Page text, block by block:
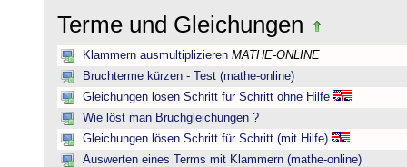
Terme und Gleichungen
Klammern ausmultiplizieren MATHE-ONLINE
Bruchterme kürzen - Test (mathe-online)
Gleichungen lösen Schritt für Schritt ohne Hilfe
Wie löst man Bruchgleichungen ?
Gleichungen lösen Schritt für Schritt (mit Hilfe)
Auswerten eines Terms mit Klammern (mathe-online)